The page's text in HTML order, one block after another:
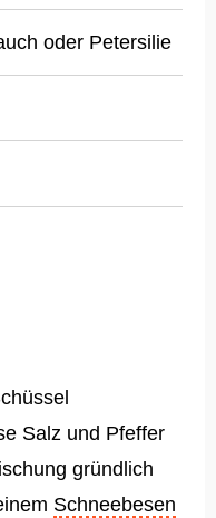
oder Petersilie
Salz und Pfeffer
gründlich
Schneebesen